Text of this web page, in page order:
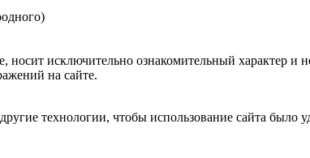
носит исключительно ознакомительный
на сайте.
технологии, чтобы использование сайта было